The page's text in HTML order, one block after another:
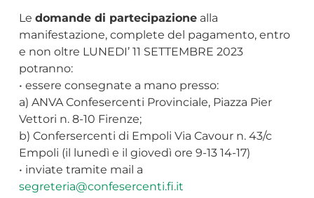
Le domande di partecipazionealla
manifestazione, complete del pagamento, entro
e non oltre LUNEDI’ 11 SETTEMBRE 2023
potranno:
• essere consegnate a mano presso:
a) ANVA Confesercenti Provinciale, Piazza Pier
Vettori n. 8-10 Firenze;
b) Confersercenti di Empoli Via Cavour n. 43/c
Empoli (il lunedì e il giovedì ore 9-13 14-17)
• inviate tramite mail a
segreteria@confesercenti.fi.it